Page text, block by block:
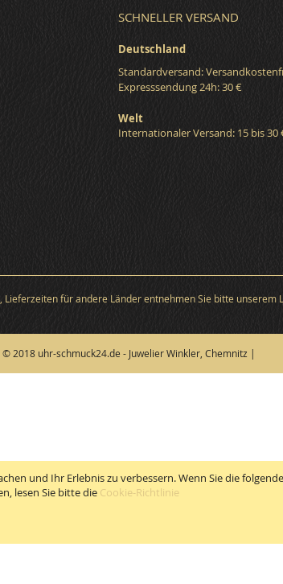
SCHNELLER VERSAND
Deutschland
Standardversand:
Expresssendung 24h: 30 €
Welt
Internationaler Versand: 15 bis 30
für andere Länder entnehmen Sie bitte unserem
2018 uhr-schmuck24.de - Juwelier Winkler, Chemnitz |
und Ihr Erlebnis zu verbessern. Wenn Sie die
lesen Sie bitte die Cookie-Richtlinie